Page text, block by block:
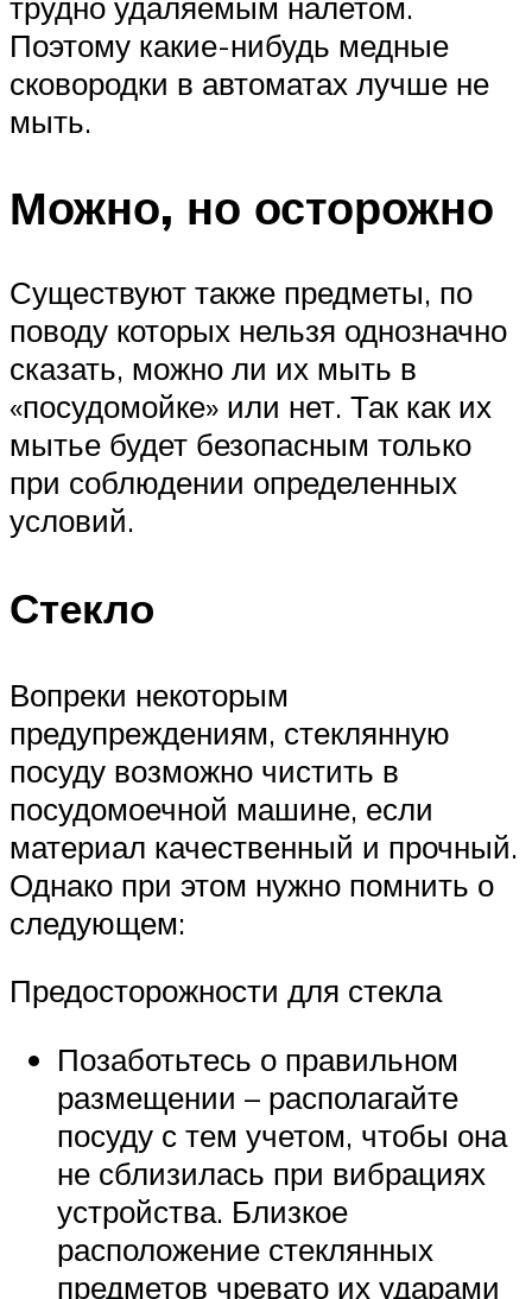
Поэтому какие-нибудь медные
сковородки в автоматах лучше не
мыть.
Можно, но осторожно
Существуют также предметы, по
поводу которых нельзя однозначно
сказать, можно ли их мыть в
«посудомойке» или нет. Так как их
мытье будет безопасным только
при соблюдении определенных
условий.
Стекло
Вопреки некоторым
предупреждениям, стеклянную
посуду возможно чистить в
посудомоечной машине, если
материал качественный и прочный.
Однако при этом нужно помнить о
следующем:
Предосторожности для стекла
Позаботьтесь о правильном
размещении – располагайте
посуду с тем учетом, чтобы она
не сблизилась при вибрациях
устройства. Близкое
расположение стеклянных
предметов чревато их ударами